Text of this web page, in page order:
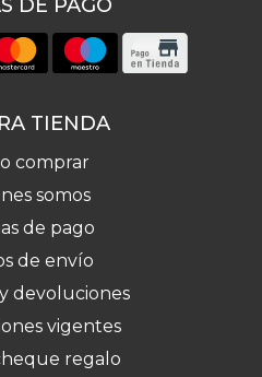
DE PAGO
TIENDA
comprar
somos
de pago
de envío
devoluciones
vigentes
regalo